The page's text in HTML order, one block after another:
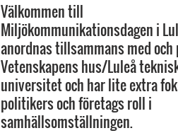
Välkommen till
Miljökommunikationsdagen i
anordnas tillsammans med och
Vetenskapens hus/Luleå
universitet och har lite extra
politikers och företags roll i
samhällsomställningen.